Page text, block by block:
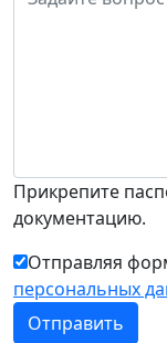
Прикрепите
документацию.
Отправляя
персональных